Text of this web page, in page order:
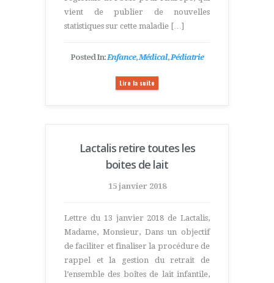
vient de publier de nouvelles
statistiques sur cette maladie […]
Posted In:Enfance,Médical,Pédiatrie
Lire la suite
Lactalis retire toutes les
boites de lait
15 janvier 2018
Lettre du 13 janvier 2018 de Lactalis,
Madame, Monsieur, Dans un objectif
de faciliter et finaliser la procédure de
rappel et la gestion du retrait de
l’ensemble des boîtes de lait infantile,